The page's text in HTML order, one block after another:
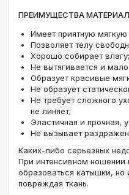
ПРЕИМУЩЕСТВА
Имеет приятную мягкую
Позволяет телу
Хорошо собирает влагу;
Не вытягивается и
Образует красивые
Не образует
Не требует сложного
не линяет;
Эластичная и прочная,
Не вызывает
Каких-либо серьезных
При интенсивном ношении
образоваться катышки, но
повреждая ткань.